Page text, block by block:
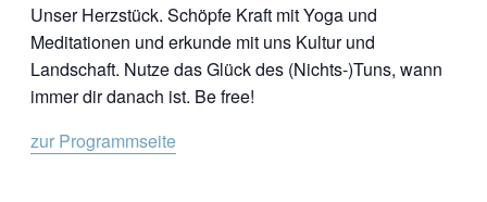
Unser Herzstück. Schöpfe Kraft mit Yoga und
Meditationen und erkunde mit uns Kultur und
Landschaft. Nutze das Glück des (Nichts-)Tuns, wann
immer dir danach ist. Be free!
zur Programmseite